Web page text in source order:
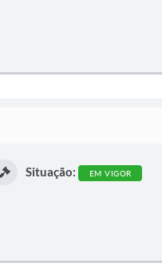
Situação: EM VIGOR